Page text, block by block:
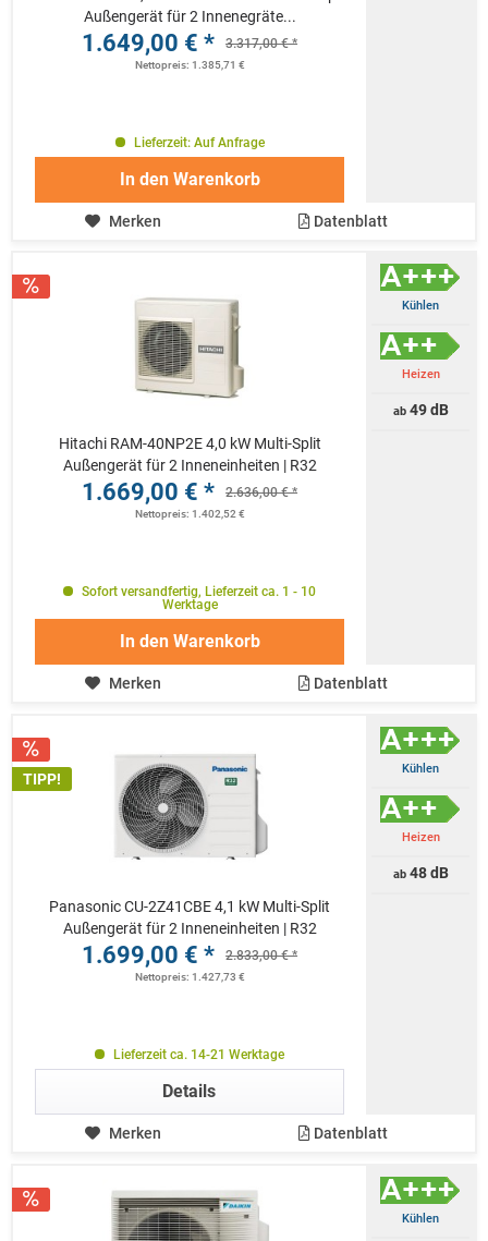
Außengerät für 2 Innenegräte...
1.649,00 € * 3.317,00 € *
Nettopreis: 1.385,71 €
Lieferzeit: Auf Anfrage
In den Warenkorb
Merken Datenblatt
Hitachi RAM-40NP2E 4,0 kW Multi-Split
Außengerät für 2 Inneneinheiten | R32
1.669,00 € * 2.636,00 € *
Nettopreis: 1.402,52 €
Kühlen
Heizen
ab49 dB
Sofort versandfertig, Lieferzeit ca. 1 - 10
Werktage
In den Warenkorb
Merken Datenblatt
TIPP!
Panasonic CU-2Z41CBE 4,1 kW Multi-Split
Außengerät für 2 Inneneinheiten | R32
1.699,00 € * 2.833,00 € *
Nettopreis: 1.427,73 €
Kühlen
Heizen
ab48 dB
Lieferzeit ca. 14-21 Werktage
Details
Merken Datenblatt
Kühlen